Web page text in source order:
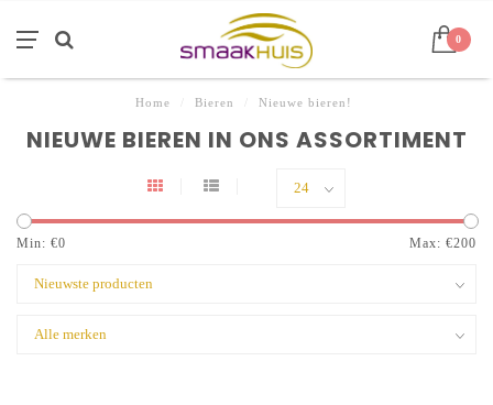
0
Home Bieren Nieuwe bieren!
NIEUWE BIEREN IN ONS ASSORTIMENT
Min: €0 Max: €200